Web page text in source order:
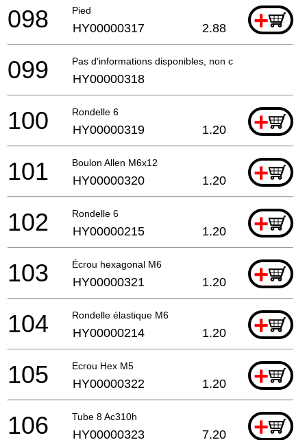
Pied +
098 HY00000317 2.88
Pas d'informations disponibles, non commandable
099 HY00000318
Rondelle 6 +
100 HY00000319 1.20
Boulon Allen M6x12 +
101 HY00000320 1.20
Rondelle 6 +
102 HY00000215 1.20
Écrou hexagonal M6 +
103 HY00000321 1.20
Rondelle élastique M6 +
104 HY00000214 1.20
Ecrou Hex M5 +
105 HY00000322 1.20
Tube 8 Ac310h +
106 HY00000323 7.20